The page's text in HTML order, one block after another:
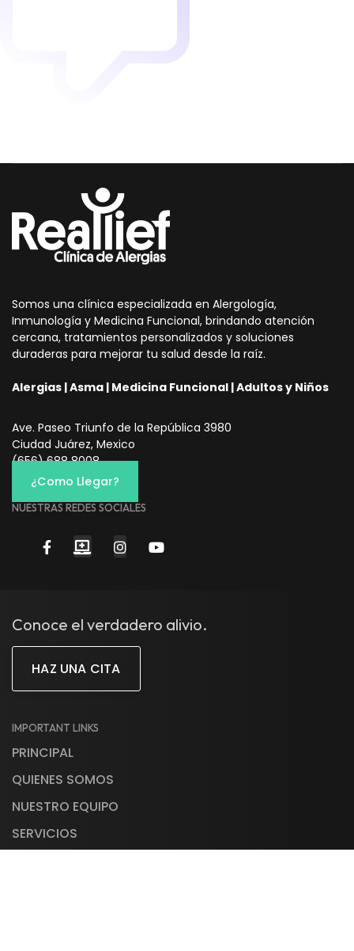
Somos una clínica especializada en Alergología,
Inmunología y Medicina Funcional, brindando atención
cercana, tratamientos personalizados y soluciones
duraderas para mejorar tu salud desde la raíz.
Alergias | Asma | Medicina Funcional | Adultos y Niños
Ave. Paseo Triunfo de la República 3980
Ciudad Juárez, Mexico
(656) 688 8008
¿Como Llegar?
NUESTRAS REDES SOCIALES
Conoce el verdadero alivio.
HAZ UNA CITA
IMPORTANT LINKS
PRINCIPAL
QUIENES SOMOS
NUESTRO EQUIPO
SERVICIOS